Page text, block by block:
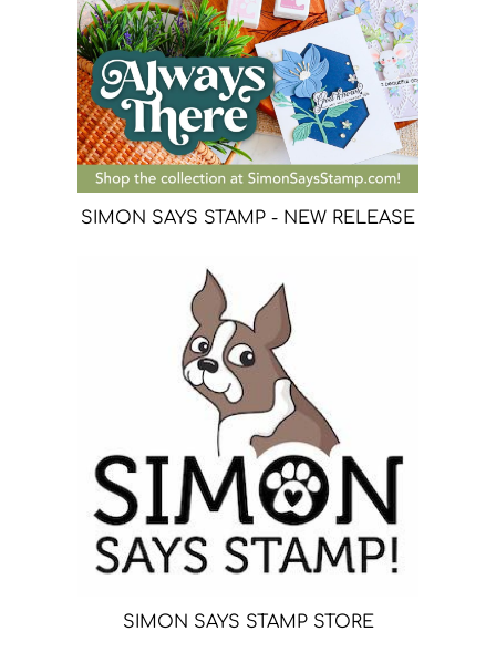
SIMON SAYS STAMP - NEW RELEASE
SIMON SAYS STAMP STORE